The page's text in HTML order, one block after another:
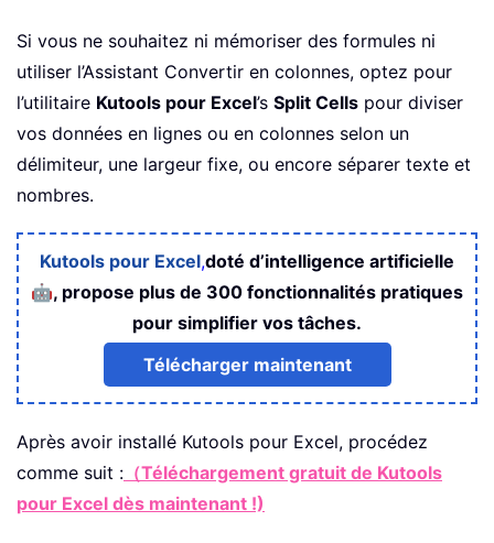
Si vous ne souhaitez ni mémoriser des formules ni
utiliser l’Assistant Convertir en colonnes, optez pour
l’utilitaire Kutools pour Excel’s Split Cells pour diviser
vos données en lignes ou en colonnes selon un
délimiteur, une largeur fixe, ou encore séparer texte et
nombres.
Kutools pour Excel,doté d’intelligence artificielle
🤖, propose plus de 300 fonctionnalités pratiques
pour simplifier vos tâches.
Télécharger maintenant
Après avoir installé Kutools pour Excel, procédez
comme suit : （Téléchargement gratuit de Kutools
pour Excel dès maintenant !)